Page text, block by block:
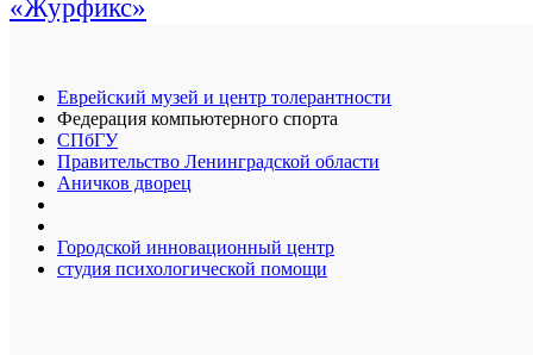
«Журфикс»
Еврейский музей и центр толерантности
Федерация компьютерного спорта
СПбГУ
Правительство Ленинградской области
Аничков дворец
Городской инновационный центр
студия психологической помощи